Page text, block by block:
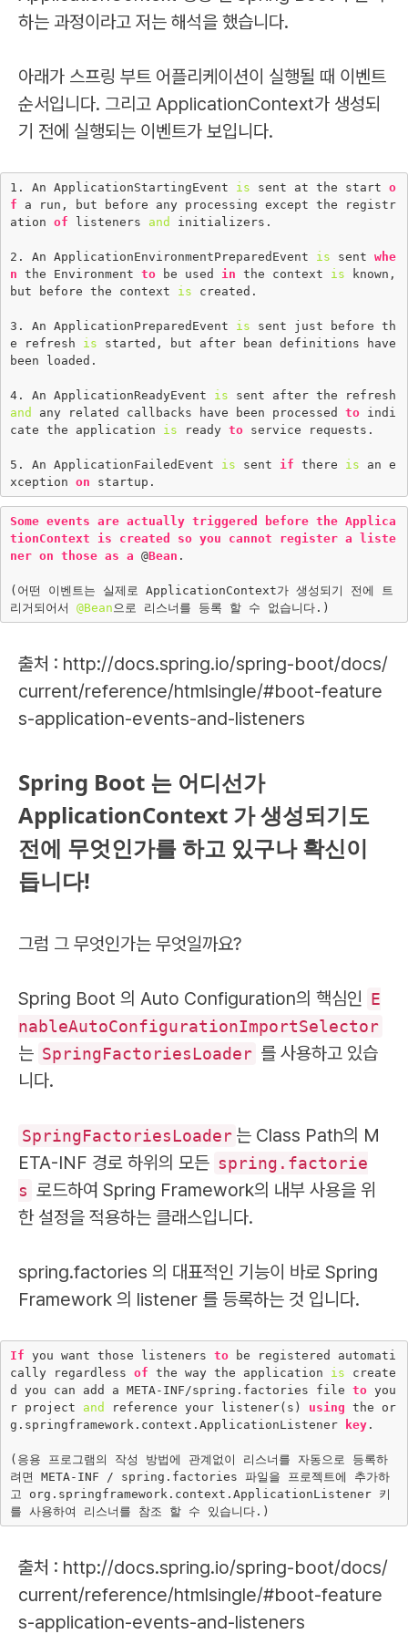
하는 과정이라고 저는 해석을 했습니다.
아래가 스프링 부트 어플리케이션이 실행될 때 이벤트
순서입니다. 그리고 ApplicationContext가 생성되
기 전에 실행되는 이벤트가 보입니다.
1 . An ApplicationStartingEvent is sent at the start o
f a run, but before any processing except the registr
ation of listeners and initializers.
2 . An ApplicationEnvironmentPreparedEvent is sent whe
n the Environment to be used in the context is known,
but before the context is created.
3 . An ApplicationPreparedEvent is sent just before th
e refresh is started, but after bean definitions have
been loaded.
4 . An ApplicationReadyEvent is
and
any related callbacks have been processed to indi
cate the application is ready to service requests.
5 . An ApplicationFailedEvent is sent if there is an e
xception on
Some events are actually triggered before the Applica
tionContext
is created so you cannot register a liste
ner on those as a @Bean .
(어떤 이벤트는 실제로 ApplicationContext가 생성되기 전에 트
리거되어서 @Bean
출처 : http://docs.spring.io/spring-boot/docs/
current/reference/htmlsingle/#boot-feature
s-application-events-and-listeners
Spring Boot 는 어디선가
ApplicationContext 가 생성되기도
전에 무엇인가를 하고 있구나 확신이
듭니다!
그럼 그 무엇인가는 무엇일까요?
Spring Boot 의 Auto Configuration의 핵심인 E
nableAutoConfigurationImportSelector
는 SpringFactoriesLoader 를 사용하고 있습
니다.
SpringFactoriesLoader 는 Class Path의 M
ETA-INF 경로 하위의 모든 spring.factorie
s 로드하여 Spring Framework의 내부 사용을 위
한 설정을 적용하는 클래스입니다.
spring.factories 의 대표적인 기능이 바로 Spring
Framework 의 listener 를 등록하는 것 입니다.
If you want those listeners to be registered automati
cally regardless of the way the application is create
d you can add a META-INF/spring.factories file to you
r project and reference your listener(s) using the or
g.springframework.context.ApplicationListener
key .
(응용 프로그램의 작성 방법에 관계없이 리스너를 자동으로 등록하
려면 META-INF / spring.factories 파일을 프로젝트에 추가하
고 org.springframework.context.ApplicationListener 키
출처 : http://docs.spring.io/spring-boot/docs/
current/reference/htmlsingle/#boot-feature
s-application-events-and-listeners